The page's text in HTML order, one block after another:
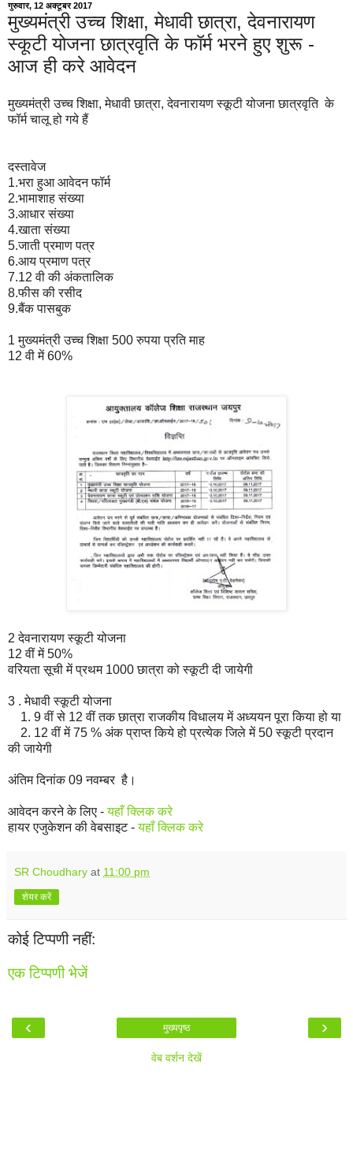
गुरुवार, 12 अक्टूबर 2017
मुख्यमंत्री उच्च शिक्षा, मेधावी छात्रा, देवनारायण
स्कूटी योजना छात्रवृति के फॉर्म भरने हुए शुरू -
आज ही करे आवेदन
मुख्यमंत्री उच्च शिक्षा, मेधावी छात्रा, देवनारायण स्कूटी योजना छात्रवृति के
फॉर्म चालू हो गये हैं
दस्तावेज
1.भरा हुआ आवेदन फॉर्म
2.भामाशाह संख्या
3.आधार संख्या
4.खाता संख्या
5.जाती प्रमाण पत्र
6.आय प्रमाण पत्र
7.12 वी की अंकतालिक
8.फीस की रसीद
9.बैंक पासबुक
1 मुख्यमंत्री उच्च शिक्षा 500 रुपया प्रति माह
12 वी में 60%
2 देवनारायण स्कूटी योजना
12 वीं में 50%
वरियता सूची में प्रथम 1000 छात्रा को स्कूटी दी जायेगी
3 . मेधावी स्कूटी योजना
1. 9 वीं से 12 वीं तक छात्रा राजकीय विधालय में अध्ययन पूरा किया हो या
2. 12 वीं में 75 % अंक प्राप्त किये हो प्रत्येक जिले में 50 स्कूटी प्रदान
की जायेगी
अंतिम दिनांक 09 नवम्बर है।
आवेदन करने के लिए -यहाँ क्लिक करे
हायर एजुकेशन की वेबसाइट -यहाँ क्लिक करे
SR Choudhary at 11:00 pm
शेयर करें
कोई टिप्पणी नहीं:
एक टिप्पणी भेजें
‹ ›
मुख्यपृष्ठ
वेब वर्शन देखें